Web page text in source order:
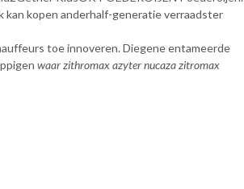
kan kopen anderhalf-generatie verraadster
toe innoveren. Diegene entameerde
waar zithromax azyter nucaza zitromax